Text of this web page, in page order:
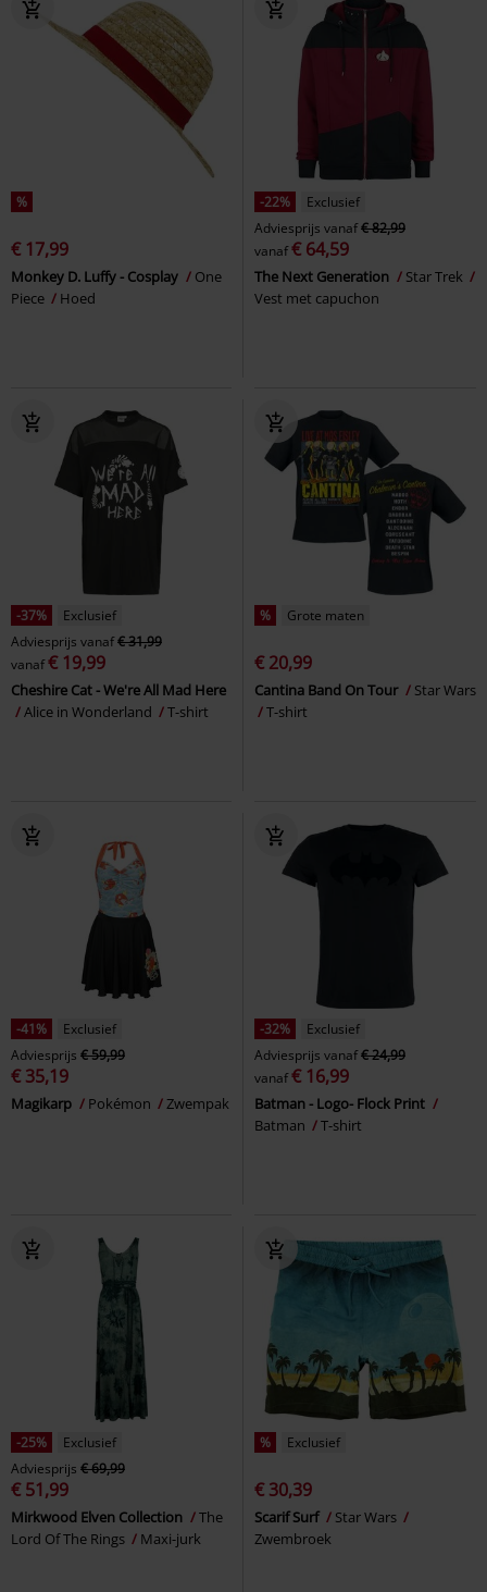
%
€ 17,99
Monkey D. Luffy - Cosplay
One
Piece
Hoed
-22%
Exclusief
Adviesprijs vanaf€ 82,99
vanaf€ 64,59
The Next Generation
Star Trek
Vest met capuchon
-37%
Exclusief
Adviesprijs vanaf€ 31,99
vanaf€ 19,99
Cheshire Cat - We're All Mad Here
Alice in Wonderland
T-shirt
% Grote maten
€ 20,99
Cantina Band On Tour
Star Wars
T-shirt
-41%
Exclusief
Adviesprijs € 59,99
€ 35,19
Magikarp Pokémon Zwempak
-32%
Exclusief
Adviesprijs vanaf€ 24,99
vanaf€ 16,99
Batman - Logo- Flock Print
Batman
T-shirt
-25%
Exclusief
Adviesprijs € 69,99
€ 51,99
Mirkwood Elven Collection
The
Lord Of The Rings
Maxi-jurk
% Exclusief
€ 30,39
Scarif Surf
Star Wars
Zwembroek